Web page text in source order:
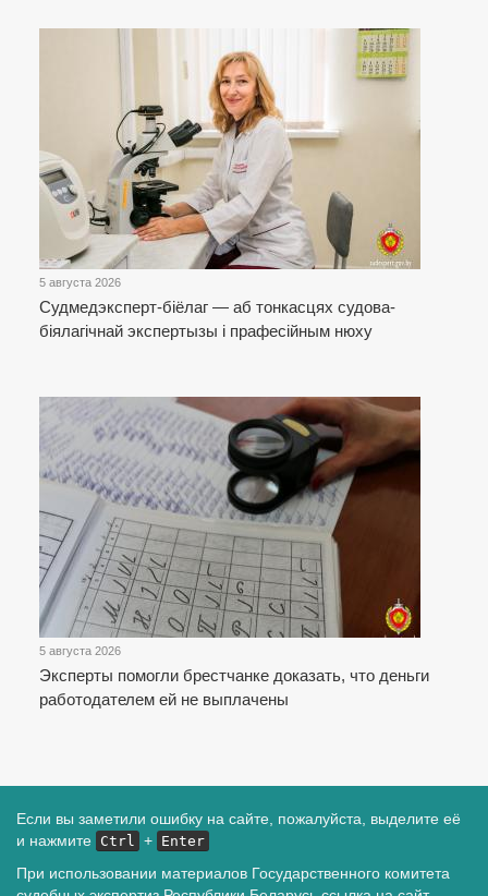
5 августа 2026
Cудмедэксперт-біёлаг — аб тонкасцях судова-
біялагічнай экспертызы і прафесійным нюху
5 августа 2026
Эксперты помогли брестчанке доказать, что деньги
работодателем ей не выплачены
Если вы заметили ошибку на сайте, пожалуйста, выделите её
и нажмите Ctrl + Enter
При использовании материалов Государственного комитета